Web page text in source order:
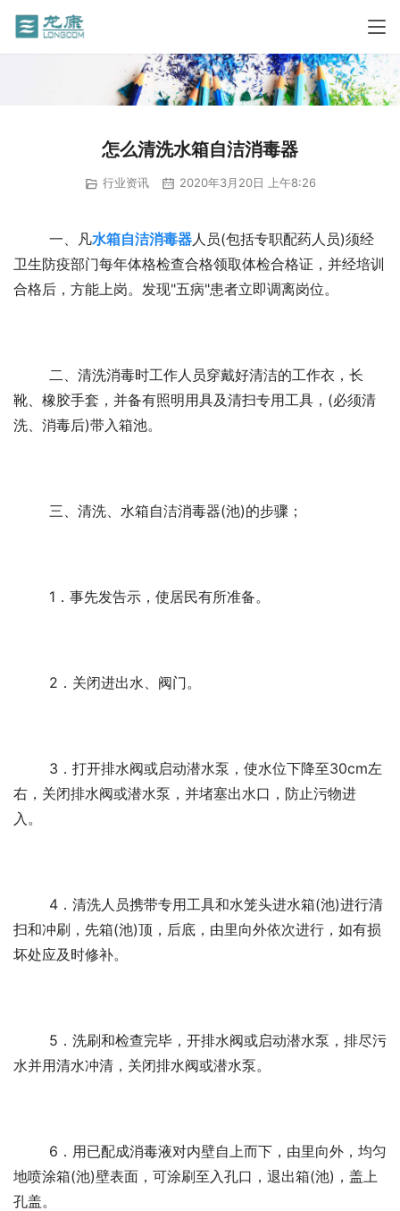
怎么清洗水箱自洁消毒器
行业资讯 2020年3月20日 上午8:26
	一、凡
水箱自洁消毒器人员(包括专职配药人员)须经
卫生防疫部门每年体格检查合格领取体检合格证，并经培训
合格后，方能上岗。发现"五病"患者立即调离岗位。
靴、橡胶手套，并备有照明用具及清扫专用工具，(必须清
洗、消毒后)带入箱池。
	三、清洗、水箱自洁消毒器(池)的步骤；
	1．事先发告示，使居民有所准备。
	2．关闭进出水、阀门。
右，关闭排水阀或潜水泵，并堵塞出水口，防止污物进
入。
扫和冲刷，先箱(池)顶，后底，由里向外依次进行，如有损
坏处应及时修补。
水并用清水冲清，关闭排水阀或潜水泵。
地喷涂箱(池)壁表面，可涂刷至入孔口，退出箱(池)，盖上
孔盖。